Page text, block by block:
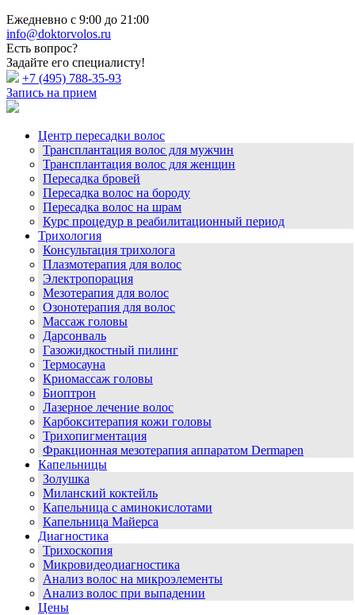
Ежедневно с 9:00 до 21:00
info@doktorvolos.ru
Есть вопрос?
Задайте его специалисту!
+7 (495) 788-35-93
Запись на прием
Центр пересадки волос
Трансплантация волос для мужчин
Трансплантация волос для женщин
Пересадка бровей
Пересадка волос на бороду
Пересадка волос на шрам
Курс процедур в реабилитационный период
Трихология
Консультация трихолога
Плазмотерапия для волос
Электропорация
Мезотерапия для волос
Озонотерапия для волос
Массаж головы
Дарсонваль
Газожидкостный пилинг
Термосауна
Криомассаж головы
Биоптрон
Лазерное лечение волос
Карбокситерапия кожи головы
Трихопигментация
Фракционная мезотерапия аппаратом Dermapen
Капельницы
Золушка
Миланский коктейль
Капельница с аминокислотами
Капельница Майерса
Диагностика
Трихоскопия
Микровидеодиагностика
Анализ волос на микроэлементы
Анализ волос при выпадении
Цены